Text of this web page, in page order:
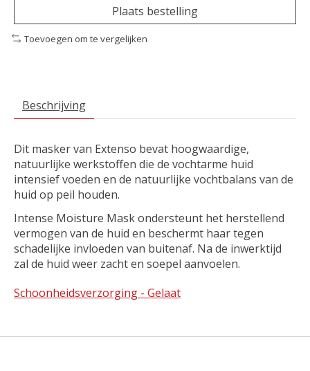
Plaats bestelling
Toevoegen om te vergelijken
Beschrijving
Dit masker van Extenso bevat hoogwaardige,
natuurlijke werkstoffen die de vochtarme huid
intensief voeden en de natuurlijke vochtbalans van de
huid op peil houden.
Intense Moisture Mask ondersteunt het herstellend
vermogen van de huid en beschermt haar tegen
schadelijke invloeden van buitenaf. Na de inwerktijd
zal de huid weer zacht en soepel aanvoelen.
Schoonheidsverzorging - Gelaat